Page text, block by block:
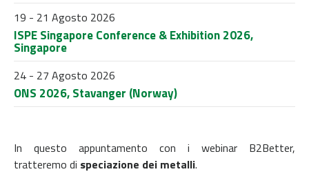
19 - 21 Agosto 2026
ISPE Singapore Conference & Exhibition 2026,
Singapore
24 - 27 Agosto 2026
ONS 2026, Stavanger (Norway)
In questo appuntamento con i webinar B2Better,
tratteremo di speciazione dei metalli.